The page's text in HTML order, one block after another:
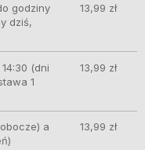
godziny
dziś,
13,99 zł
(dni
1
13,99 zł
a
13,99 zł